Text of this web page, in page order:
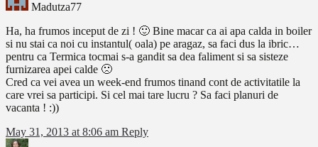
Madutza77
Ha, ha frumos inceput de zi ! 🙂 Bine macar ca ai apa calda in boiler
si nu stai ca noi cu instantul( oala) pe aragaz, sa faci dus la ibric…
pentru ca Termica tocmai s-a gandit sa dea faliment si sa sisteze
furnizarea apei calde 🙁
Cred ca vei avea un week-end frumos tinand cont de activitatile la
care vrei sa participi. Si cel mai tare lucru ? Sa faci planuri de
vacanta ! :))
May 31, 2013 at 8:06 am Reply